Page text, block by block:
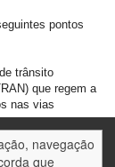
navegação
que
pontos
trânsito
que regem a
nas vias
uso de
como capacetes,